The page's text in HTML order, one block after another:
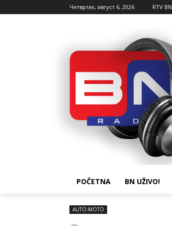
Четвртак, август 6, 2026 RTV BN
POČETNA BN UŽIVO!
AUTO-MOTO